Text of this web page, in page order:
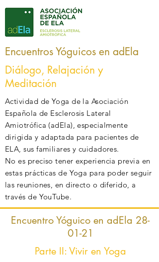
Encuentros Yóguicos en adEla
Diálogo, Relajación y
Meditación
Actividad de Yoga de la Asociación
Española de Esclerosis Lateral
Amiotrófica (adEla), especialmente
dirigida y adaptada para pacientes de
ELA, sus familiares y cuidadores.
No es preciso tener experiencia previa en
estas prácticas de Yoga para poder seguir
las reuniones, en directo o diferido, a
través de YouTube.
Encuentro Yóguico en adEla 28-
01-21
Parte II: Vivir en Yoga